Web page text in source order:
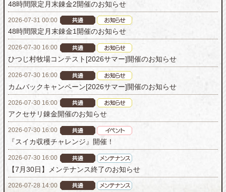
48時間限定月末錬金2開催のお知らせ
2026-07-31 00:00
48時間限定月末錬金1開催のお知らせ
2026-07-30 16:00
ひつじ村牧場コンテスト[2026サマー]開催のお知らせ
2026-07-30 16:00
カムバックキャンペーン[2026サマー]開催のお知らせ
2026-07-30 16:00
アクセサリ錬金開催のお知らせ
2026-07-30 16:00
『スイカ収穫チャレンジ』開催！
2026-07-30 16:00
【7月30日】メンテナンス終了のお知らせ
2026-07-28 14:00